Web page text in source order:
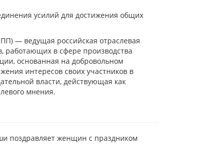
усилий для достижения общих
— ведущая российская отраслевая
работающих в сфере производства
основанная на добровольном
интересов своих участников в
власти, действующая как
мнения.
поздравляет женщин с праздником